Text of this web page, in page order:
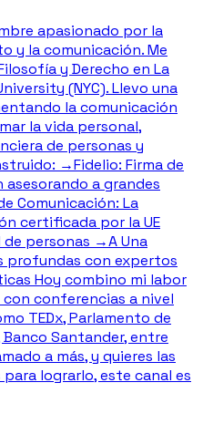
apasionado por la
y la comunicación. Me
y Derecho en La
(NYC). Llevo una
la comunicación
la vida personal,
de personas y
→Fidelio: Firma de
a grandes
Comunicación: La
certificada por la UE
personas →A Una
profundas con expertos
Hoy combino mi labor
conferencias a nivel
TEDx, Parlamento de
Santander, entre
a más, y quieres las
lograrlo, este canal es